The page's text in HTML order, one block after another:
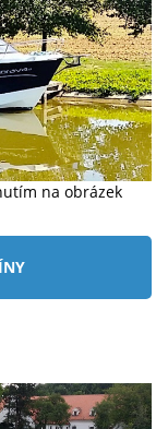
na obrázek